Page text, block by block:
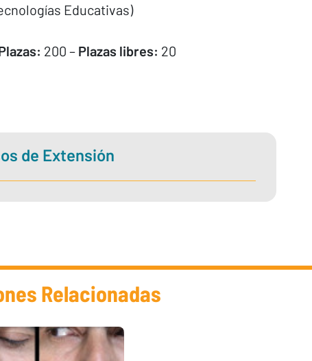
Educativas)
200 – Plazas libres: 20
de Extensión
Relacionadas